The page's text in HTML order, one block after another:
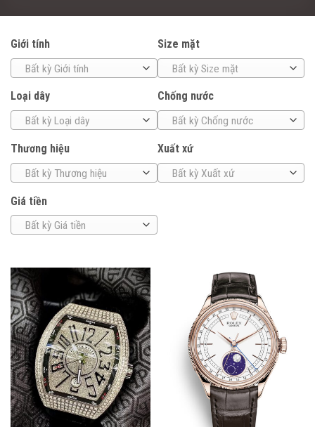
Giới tính
Bất kỳ Giới tính
Size mặt
Bất kỳ Size mặt
Loại dây
Bất kỳ Loại dây
Chống nước
Bất kỳ Chống nước
Thương hiệu
Bất kỳ Thương hiệu
Xuất xứ
Bất kỳ Xuất xứ
Giá tiền
Bất kỳ Giá tiền